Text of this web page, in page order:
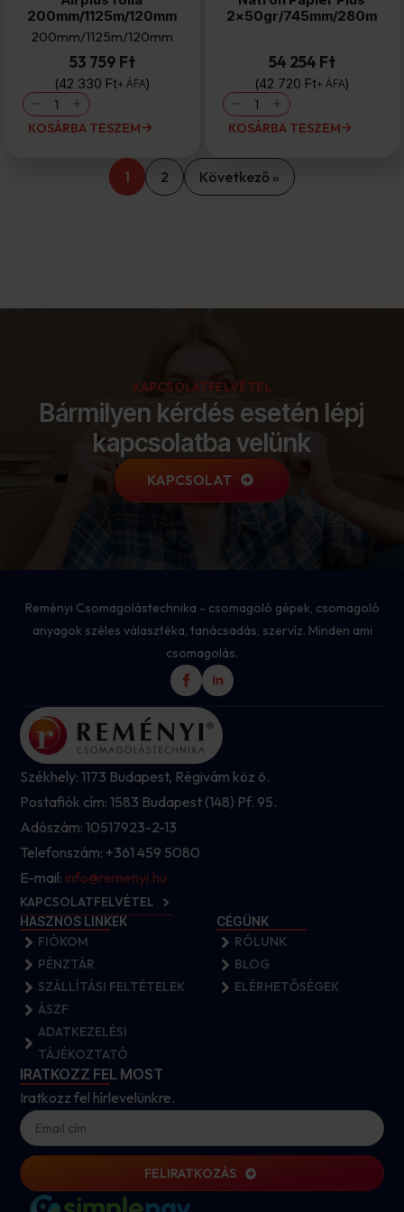
200mm/1125m/120mm
200mm/1125m/120mm
53 759 Ft
42 330 Ft+ ÁFA
Airplus
fólia
200mm/1125m/120mm
mennyiség
KOSÁRBA TESZEM
2×50gr/745mm/280m
54 254 Ft
42 720 Ft+ ÁFA
Nátron
Papier
Plus
2×50gr/745mm/280m
KOSÁRBA TESZEM
1 2 Következő »
KAPCSOLATFELVÉTEL
Bármilyen kérdés esetén lépj
kapcsolatba velünk
KAPCSOLAT
Reményi Csomagolástechnika - csomagoló gépek, csomagoló
anyagok széles választéka, tanácsadás, szervíz. Minden ami
csomagolás.
Székhely: 1173 Budapest, Régivám köz 6.
Postafiók cím: 1583 Budapest (148) Pf. 95.
Adószám: 10517923-2-13
Telefonszám: +361 459 5080
E-mail: info@remenyi.hu
KAPCSOLATFELVÉTEL
HASZNOS LINKEK
FIÓKOM
PÉNZTÁR
SZÁLLÍTÁSI FELTÉTELEK
ÁSZF
ADATKEZELÉSI
TÁJÉKOZTATÓ
CÉGÜNK
RÓLUNK
BLOG
ELÉRHETŐSÉGEK
IRATKOZZ FEL MOST
Iratkozz fel hírlevelünkre.
FELIRATKOZÁS